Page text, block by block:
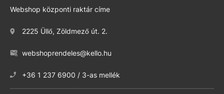
Webshop központi raktár címe
2225 Üllő, Zöldmező út. 2.
webshoprendeles@kello.hu
+36 1 237 6900 / 3-as mellék